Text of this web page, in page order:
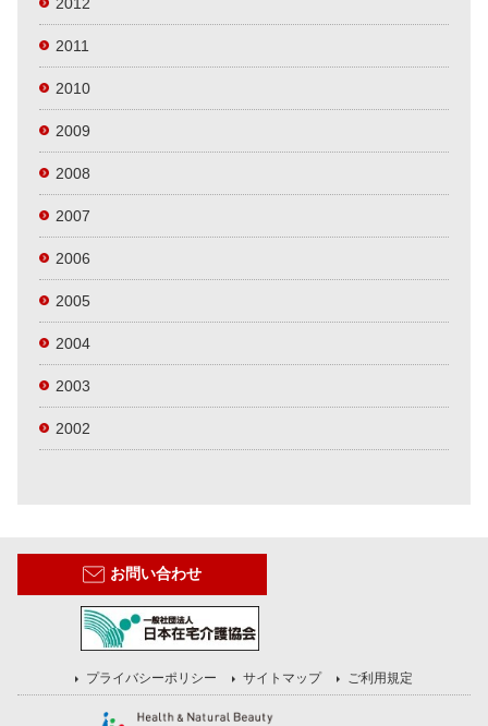
2011
2010
2009
2008
2007
2006
2005
2004
2003
2002
お問い合わせ
プライバシーポリシー サイトマップ ご利用規定